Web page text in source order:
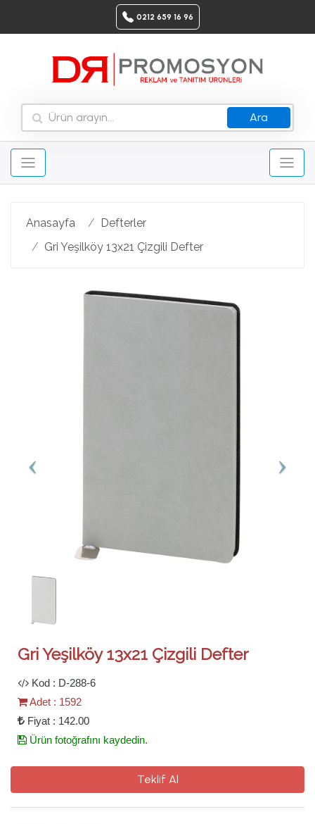
0212 659 16 96
Ara
Anasayfa
Defterler
Gri Yeşilköy 13x21 Çizgili Defter
Gri Yeşilköy 13x21 Çizgili Defter
Kod : D-288-6
Adet : 1592
Fiyat : 142.00
Ürün fotoğrafını kaydedin.
Teklif Al